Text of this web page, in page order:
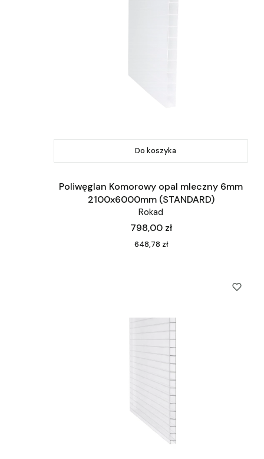
Do koszyka
Poliwęglan Komorowy opal mleczny 6mm
2100x6000mm (STANDARD)
Rokad
Cena
798,00 zł
Cena
648,78 zł